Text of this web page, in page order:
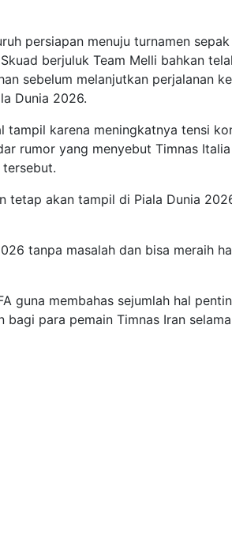
persiapan menuju turnamen
berjuluk Team Melli bahkan
sebelum melanjutkan perjalanan ke
Dunia 2026.
tampil karena meningkatnya tensi
rumor yang menyebut Timnas Italia
tetap akan tampil di Piala Dunia
tanpa masalah dan bisa meraih
guna membahas sejumlah hal
bagi para pemain Timnas Iran